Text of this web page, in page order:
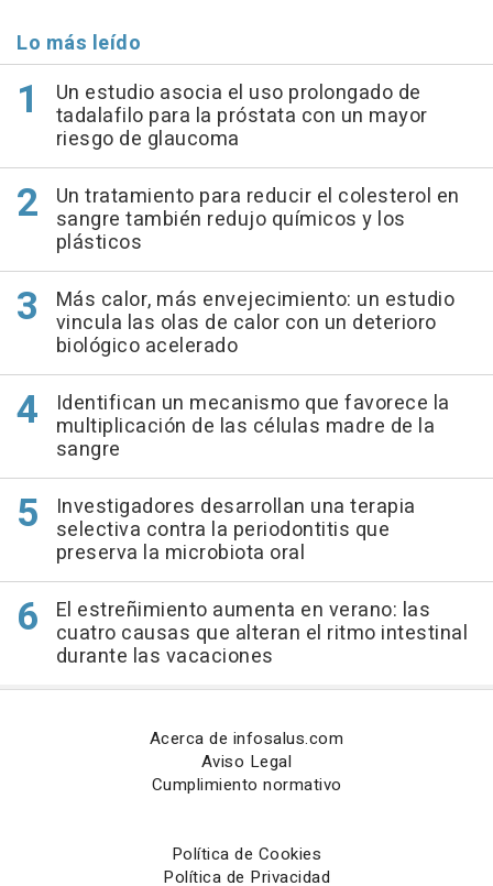
Lo más leído
Un estudio asocia el uso prolongado de
tadalafilo para la próstata con un mayor
riesgo de glaucoma
Un tratamiento para reducir el colesterol en
sangre también redujo químicos y los
plásticos
Más calor, más envejecimiento: un estudio
vincula las olas de calor con un deterioro
biológico acelerado
Identifican un mecanismo que favorece la
multiplicación de las células madre de la
sangre
Investigadores desarrollan una terapia
selectiva contra la periodontitis que
preserva la microbiota oral
El estreñimiento aumenta en verano: las
cuatro causas que alteran el ritmo intestinal
durante las vacaciones
Acerca de infosalus.com
Aviso Legal
Cumplimiento normativo
Política de Cookies
Política de Privacidad